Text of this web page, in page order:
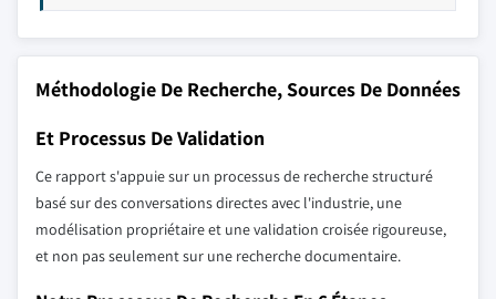
Méthodologie De Recherche, Sources De Données
Et Processus De Validation
Ce rapport s'appuie sur un processus de recherche structuré
basé sur des conversations directes avec l'industrie, une
modélisation propriétaire et une validation croisée rigoureuse,
et non pas seulement sur une recherche documentaire.